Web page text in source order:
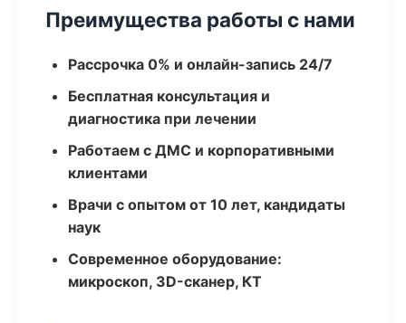
Преимущества работы с нами
Рассрочка 0% и онлайн-запись 24/7
Бесплатная консультация и
диагностика при лечении
Работаем с ДМС и корпоративными
клиентами
Врачи с опытом от 10 лет, кандидаты
наук
Современное оборудование:
микроскоп, 3D-сканер, КТ